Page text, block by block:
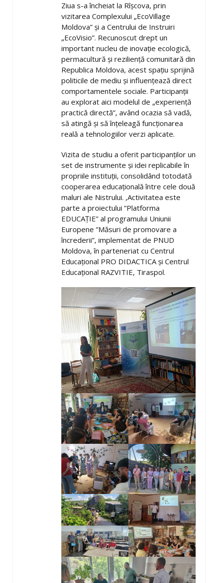
Ziua s-a încheiat la Rîșcova, prin
vizitarea Complexului „EcoVillage
Moldova” și a Centrului de Instruiri
„EcoVisio”. Recunoscut drept un
important nucleu de inovație ecologică,
permacultură și reziliență comunitară din
Republica Moldova, acest spațiu sprijină
politicile de mediu și influențează direct
comportamentele sociale. Participanții
au explorat aici modelul de „experiență
practică directă”, având ocazia să vadă,
să atingă și să înțeleagă funcționarea
reală a tehnologiilor verzi aplicate.
Vizita de studiu a oferit participanților un
set de instrumente și idei replicabile în
propriile instituții, consolidând totodată
cooperarea educațională între cele două
maluri ale Nistrului. ,Activitatea este
parte a proiectului ”Platforma
EDUCAȚIE” al programului Uniunii
Europene ”Măsuri de promovare a
încrederii”, implementat de PNUD
Moldova, în parteneriat cu Centrul
Educațional PRO DIDACTICA și Centrul
Educațional RAZVITIE, Tiraspol.